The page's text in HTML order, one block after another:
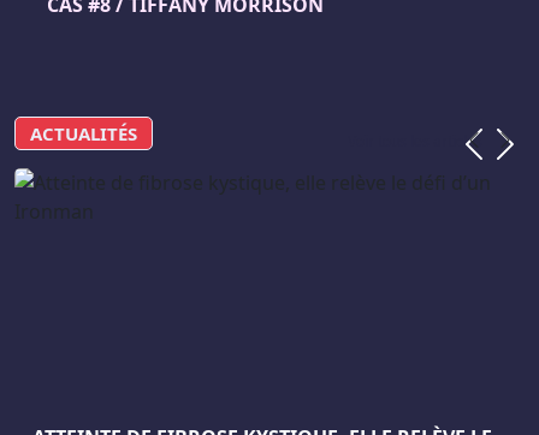
ACTUALITÉS Voir tous les articles